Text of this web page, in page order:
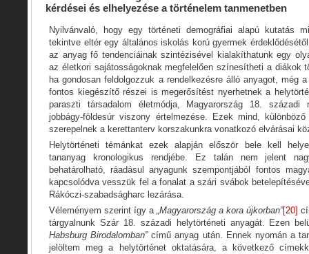
kérdései és elhelyezése a történelem tanmenetben
Nyilvánvaló, hogy egy történeti demográfiai alapú kutatás
tekintve eltér egy általános iskolás korú gyermek
az anyag fő tendenciáinak szintézisével kialakíthatunk egy
az életkori sajátosságoknak megfelelően színesítheti a diákok
ha gondosan feldolgozzuk a rendelkezésre álló anyagot, még
fontos kiegészítő részei is megerősítést nyerhetnek a
paraszti társadalom életmódja, Magyarország 18. századi
jobbágy-földesúr viszony értelmezése. Ezek mind,
szerepelnek a kerettanterv korszakunkra vonatkozó elvárásai
Helytörténeti témánkat ezek alapján először bele kell
tananyag kronologikus rendjébe. Ez talán nem jelent
behatárolható, ráadásul anyagunk szempontjából fontos
kapcsolódva vesszük fel a fonalat a szári svábok
Rákóczi-szabadságharc lezárása.
Véleményem szerint így a „Magyarország a kora újkorban”[20]
tárgyalnunk Szár 18. századi helytörténeti anyagát. Ezen
Habsburg Birodalomban”című anyag után. Ennek nyomán a
jelöltem meg a helytörténet oktatására, a következő